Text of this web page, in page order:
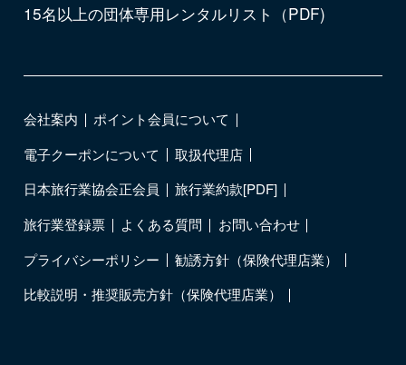
15名以上の団体専用レンタルリスト（PDF)
会社案内
ポイント会員について
電子クーポンについて
取扱代理店
日本旅行業協会正会員
旅行業約款[PDF]
旅行業登録票
よくある質問
お問い合わせ
プライバシーポリシー
勧誘方針（保険代理店業）
比較説明・推奨販売方針（保険代理店業）